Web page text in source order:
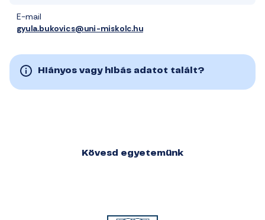
E-mail
gyula.bukovics@uni-miskolc.hu
Hiányos vagy hibás adatot talált?
Kövesd egyetemünk